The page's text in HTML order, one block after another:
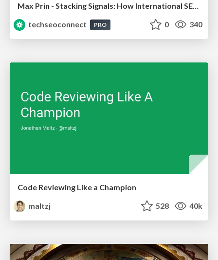
Max Prin - Stacking Signals: How International SEO Comes Together (And Falls Apart)
techseoconnect
PRO 0 340
Code Reviewing Like a Champion
maltzj
528 40k